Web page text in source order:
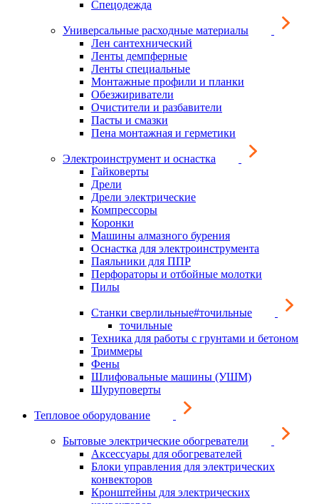
Спецодежда
Универсальные расходные материалы
Лен сантехнический
Ленты демпферные
Ленты специальные
Монтажные профили и планки
Обезжириватели
Очистители и разбавители
Пасты и смазки
Пена монтажная и герметики
Электроинструмент и оснастка
Гайковерты
Дрели
Дрели электрические
Компрессоры
Коронки
Машины алмазного бурения
Оснастка для электроинструмента
Паяльники для ППР
Перфораторы и отбойные молотки
Пилы
Станки сверлильные#точильные
точильные
Техника для работы с грунтами и бетоном
Триммеры
Фены
Шлифовальные машины (УШМ)
Шуруповерты
Тепловое оборудование
Бытовые электрические обогреватели
Аксессуары для обогревателей
Блоки управления для электрических
конвекторов
Кронштейны для электрических